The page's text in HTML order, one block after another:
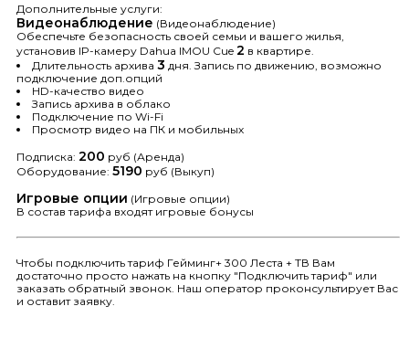
Дополнительные услуги:
Видеонаблюдение (Видеонаблюдение)
Обеспечьте безопасность своей семьи и вашего жилья,
установив IP-камеру Dahua IMOU Cue 2 в квартире.
Длительность архива 3 дня. Запись по движению, возможно
подключение доп.опций
HD-качество видео
Запись архива в облако
Подключение по Wi-Fi
Просмотр видео на ПК и мобильных
Подписка: 200 руб (Аренда)
Оборудование: 5190 руб (Выкуп)
Игровые опции (Игровые опции)
В состав тарифа входят игровые бонусы
Чтобы подключить тариф Гейминг+ 300 Леста + ТВ Вам
достаточно просто нажать на кнопку "Подключить тариф" или
заказать обратный звонок. Наш оператор проконсультирует Вас
и оставит заявку.